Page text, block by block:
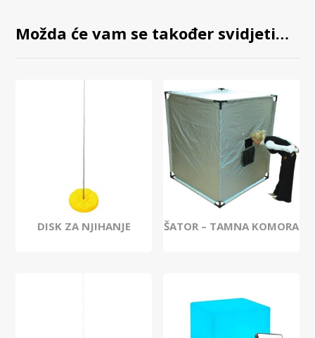
Možda će vam se također svidjeti…
DISK ZA NJIHANJE ŠATOR – TAMNA KOMORA